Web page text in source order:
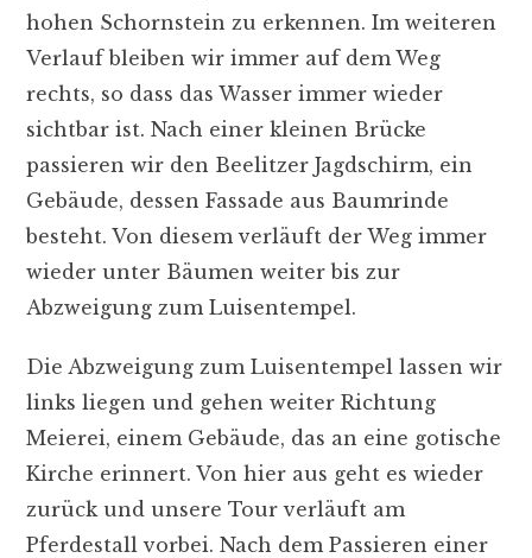
hohen Schornstein zu erkennen. Im weiteren
Verlauf bleiben wir immer auf dem Weg
rechts, so dass das Wasser immer wieder
sichtbar ist. Nach einer kleinen Brücke
passieren wir den Beelitzer Jagdschirm, ein
Gebäude, dessen Fassade aus Baumrinde
besteht. Von diesem verläuft der Weg immer
wieder unter Bäumen weiter bis zur
Abzweigung zum Luisentempel.
Die Abzweigung zum Luisentempel lassen wir
links liegen und gehen weiter Richtung
Meierei, einem Gebäude, das an eine gotische
Kirche erinnert. Von hier aus geht es wieder
zurück und unsere Tour verläuft am
Pferdestall vorbei. Nach dem Passieren einer